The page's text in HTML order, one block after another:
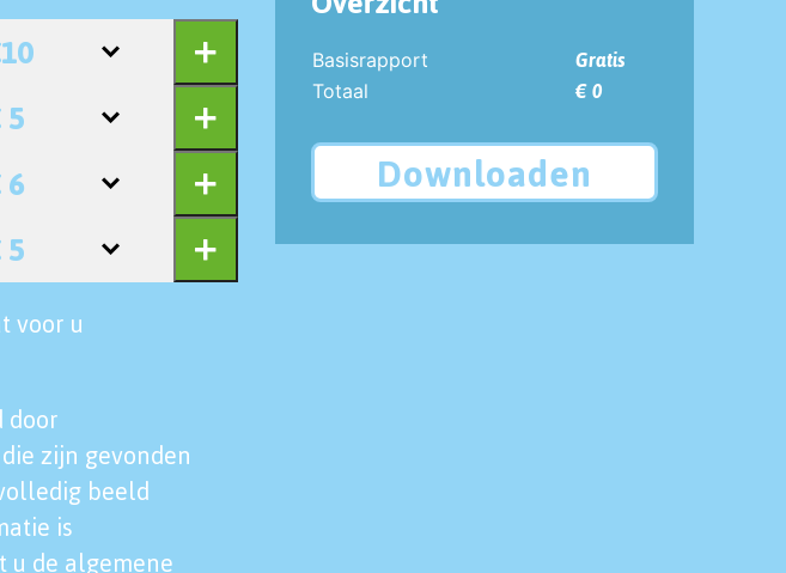
5
6
5
voor u
door
zijn gevonden
beeld
is
de algemene
Basisrapport
Gratis
Totaal
€ 0
Downloaden